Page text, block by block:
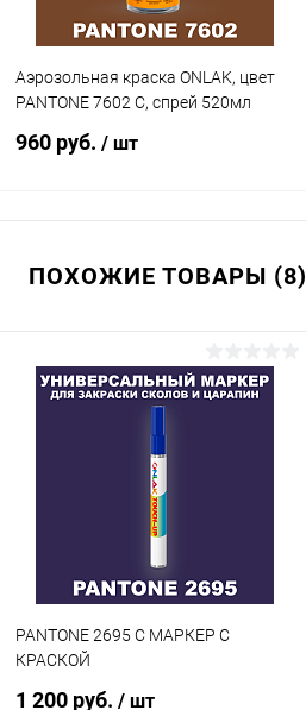
Аэрозольная краска ONLAK, цвет
PANTONE 7602 C, спрей 520мл
960 руб. / шт
Цвет:
ПОХОЖИЕ ТОВАРЫ (8)
PANTONE 2695 C МАРКЕР С
КРАСКОЙ
1 200 руб. / шт